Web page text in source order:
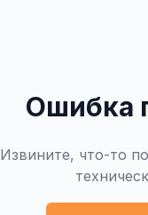
Ошибка
Извините, что-то